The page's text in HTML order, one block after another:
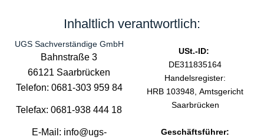
Inhaltlich verantwortlich:
UGS Sachverständige GmbH
Bahnstraße 3
66121 Saarbrücken
Telefon: 0681-303 959 84
Telefax: 0681-938 444 18
E-Mail: info@ugs-
USt.-ID:
DE311835164
Handelsregister:
HRB 103948, Amtsgericht
Saarbrücken
Geschäftsführer: